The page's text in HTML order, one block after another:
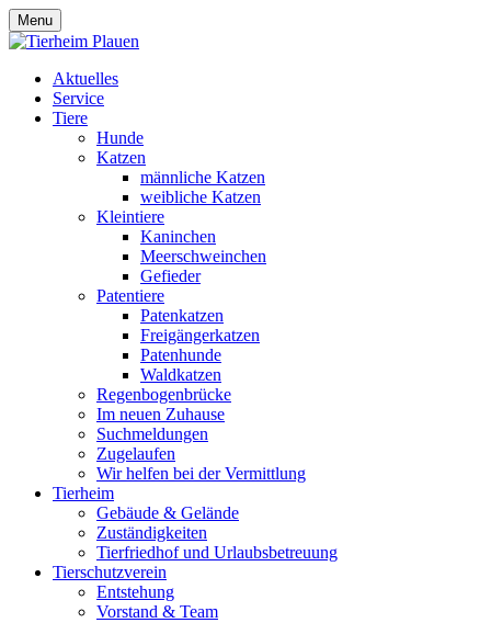
Menu
Aktuelles
Service
Tiere
Hunde
Katzen
männliche Katzen
weibliche Katzen
Kleintiere
Kaninchen
Meerschweinchen
Gefieder
Patentiere
Patenkatzen
Freigängerkatzen
Patenhunde
Waldkatzen
Regenbogenbrücke
Im neuen Zuhause
Suchmeldungen
Zugelaufen
Wir helfen bei der Vermittlung
Tierheim
Gebäude & Gelände
Zuständigkeiten
Tierfriedhof und Urlaubsbetreuung
Tierschutzverein
Entstehung
Vorstand & Team